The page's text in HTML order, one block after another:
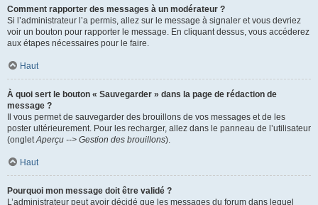
Comment rapporter des messages à un modérateur ?
Si l’administrateur l’a permis, allez sur le message à signaler et vous devriez
voir un bouton pour rapporter le message. En cliquant dessus, vous accéderez
aux étapes nécessaires pour le faire.
Haut
À quoi sert le bouton « Sauvegarder » dans la page de rédaction de
message ?
Il vous permet de sauvegarder des brouillons de vos messages et de les
poster ultérieurement. Pour les recharger, allez dans le panneau de l’utilisateur
(ongletAperçu --> Gestion des brouillons).
Haut
Pourquoi mon message doit être validé ?
L’administrateur peut avoir décidé que les messages du forum dans lequel